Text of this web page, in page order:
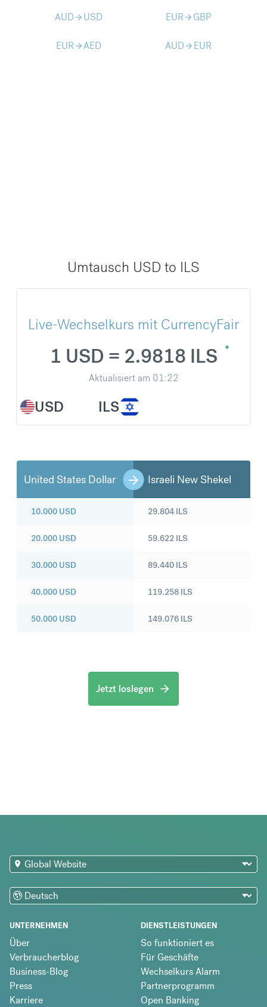
AUDarrow_forward USD EURarrow_forward GBP
EURarrow_forwardAED AUDarrow_forward EUR
Umtausch USD to ILS
Live-Wechselkurs mit CurrencyFair
USD
1 USD = 2.9818 ILS
Aktualisiert am 01:22
ILS
United States Dollar Israeli New Shekel
10.000 USD
20.000 USD
30.000 USD
40.000 USD
50.000 USD
29.804 ILS
59.622 ILS
89.440 ILS
119.258 ILS
149.076 ILS
Jetzt loslegen
UNTERNEHMEN
Über
Verbraucherblog
Business-Blog
Press
Karriere
DIENSTLEISTUNGEN
So funktioniert es
Für Geschäfte
Wechselkurs Alarm
Partnerprogramm
Open Banking